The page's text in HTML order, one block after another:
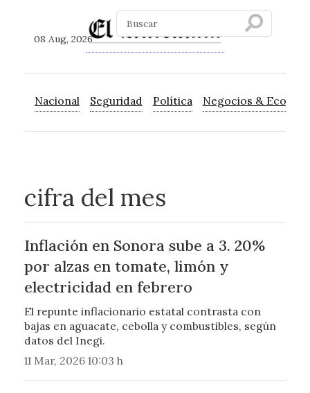
08 Aug, 2026
Nacional Seguridad Política Negocios &
cifra del mes
Inflación en Sonora sube a 3. 20%
por alzas en tomate, limón y
electricidad en febrero
El repunte inflacionario estatal contrasta con
bajas en aguacate, cebolla y combustibles, según
datos del Inegi.
11 Mar, 2026 10:03 h